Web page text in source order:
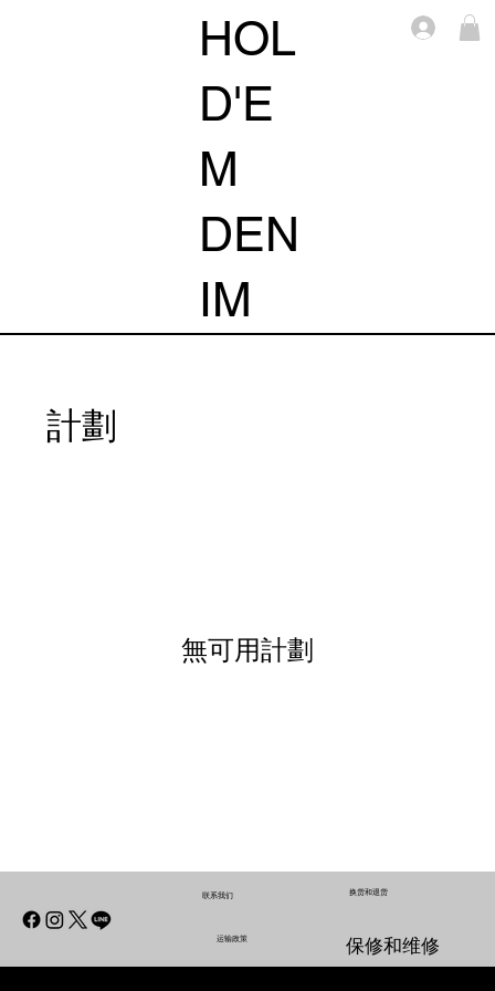
HOL
D'E
M
DEN
IM
Log
保修和维修
换货和退货
联系我们
运输政策
計劃
無可用計劃